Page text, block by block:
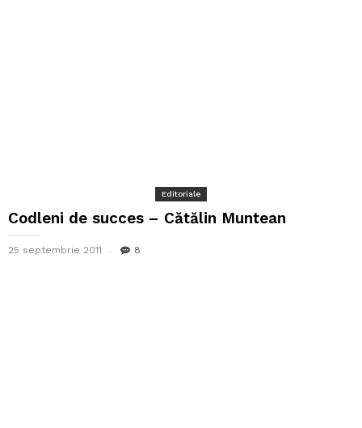
Editoriale
Codleni de succes – Cătălin Muntean
25 septembrie 2011 8